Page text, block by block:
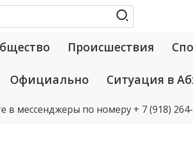
Происшествия
Официально Ситуация в
в мессенджеры по номеру + 7 (918)